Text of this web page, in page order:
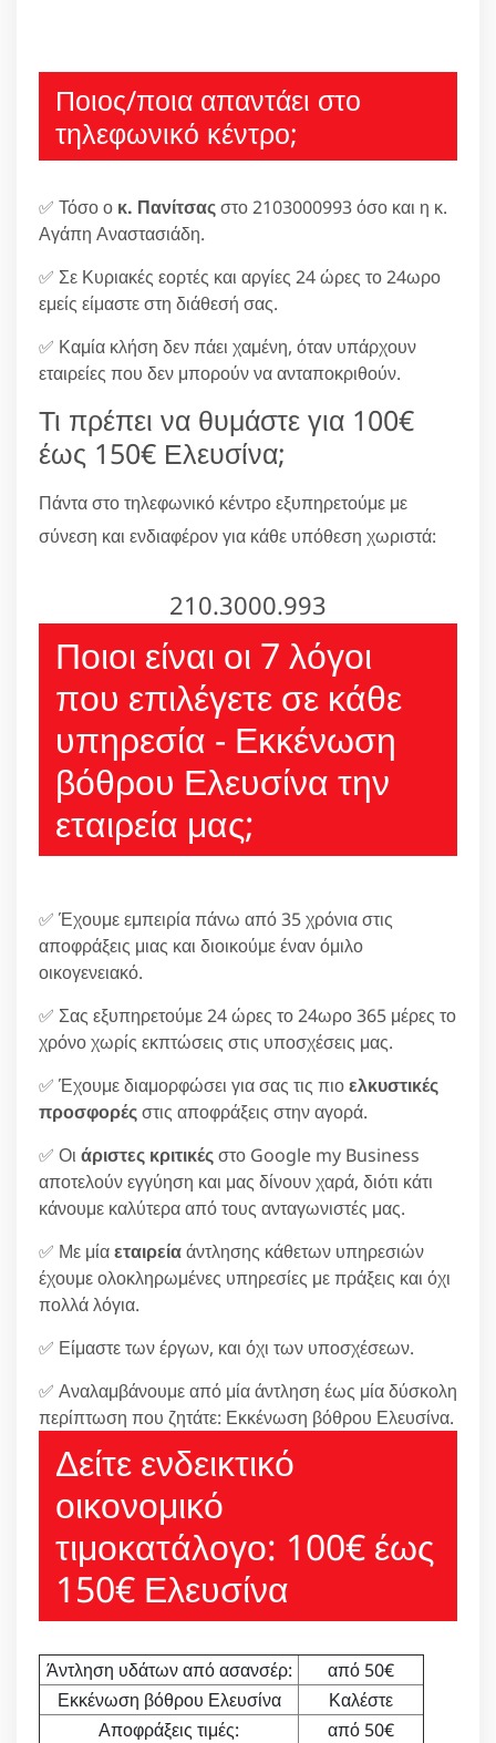
Ποιος/ποια απαντάει στο
τηλεφωνικό κέντρο;
✅ Τόσο ο κ. Πανίτσαςστο 2103000993 όσο και η κ.
Αγάπη Αναστασιάδη.
✅ Σε Κυριακές εορτές και αργίες 24 ώρες το 24ωρο
εμείς είμαστε στη διάθεσή σας.
✅ Καμία κλήση δεν πάει χαμένη, όταν υπάρχουν
εταιρείες που δεν μπορούν να ανταποκριθούν.
Τι πρέπει να θυμάστε για 100€
έως 150€ Ελευσίνα;
Πάντα στο τηλεφωνικό κέντρο εξυπηρετούμε με
σύνεση και ενδιαφέρον για κάθε υπόθεση χωριστά:
210.3000.993
Ποιοι είναι οι 7 λόγοι
που επιλέγετε σε κάθε
υπηρεσία - Εκκένωση
βόθρου Ελευσίνα την
εταιρεία μας;
✅ Έχουμε εμπειρία πάνω από 35 χρόνια στις
αποφράξεις μιας και διοικούμε έναν όμιλο
οικογενειακό.
✅ Σας εξυπηρετούμε 24 ώρες το 24ωρο 365 μέρες το
χρόνο χωρίς εκπτώσεις στις υποσχέσεις μας.
✅ Έχουμε διαμορφώσει για σας τις πιοελκυστικές
προσφορέςστις αποφράξεις στην αγορά.
✅ Οι άριστες κριτικέςστο Google my Business
αποτελούν εγγύηση και μας δίνουν χαρά, διότι κάτι
κάνουμε καλύτερα από τους ανταγωνιστές μας.
✅ Με μίαεταιρείαάντλησης κάθετων υπηρεσιών
έχουμε ολοκληρωμένες υπηρεσίες με πράξεις και όχι
πολλά λόγια.
✅ Είμαστε των έργων, και όχι των υποσχέσεων.
✅ Αναλαμβάνουμε από μία άντληση έως μία δύσκολη
περίπτωση που ζητάτε: Εκκένωση βόθρου Ελευσίνα.
Δείτε ενδεικτικό
οικονομικό
τιμοκατάλογο: 100€ έως
150€ Ελευσίνα
Άντληση υδάτων από ασανσέρ:
από 50€
Εκκένωση βόθρου Ελευσίνα
Καλέστε
Αποφράξεις τιμές:
από 50€